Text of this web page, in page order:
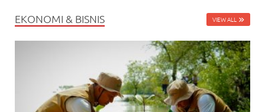
EKONOMI & BISNIS VIEW ALL